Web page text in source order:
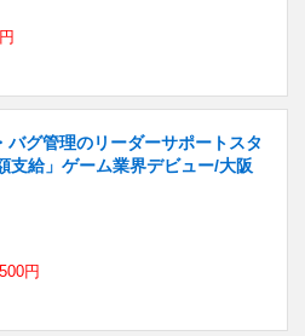
バグ管理のリーダーサポートスタ
支給」ゲーム業界デビュー/大阪
円